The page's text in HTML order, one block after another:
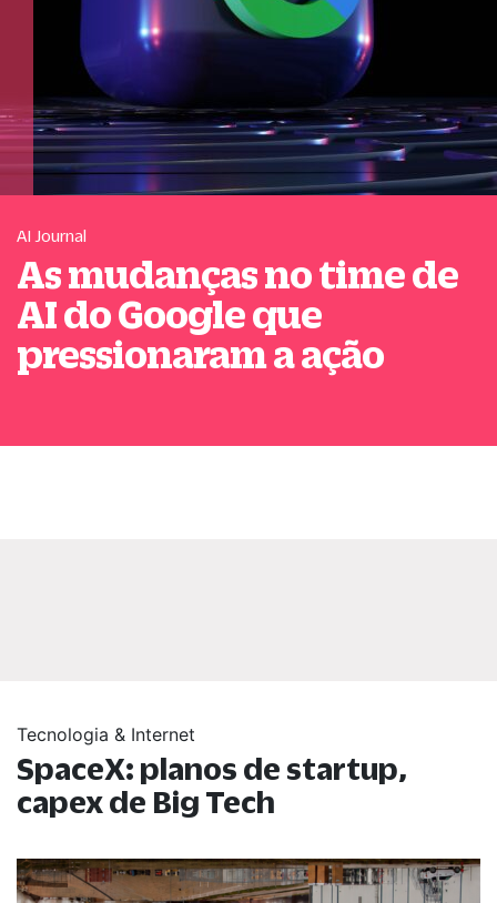
AI Journal
As mudanças no time de
AI do Google que
pressionaram a ação
Tecnologia & Internet
SpaceX: planos de startup,
capex de Big Tech